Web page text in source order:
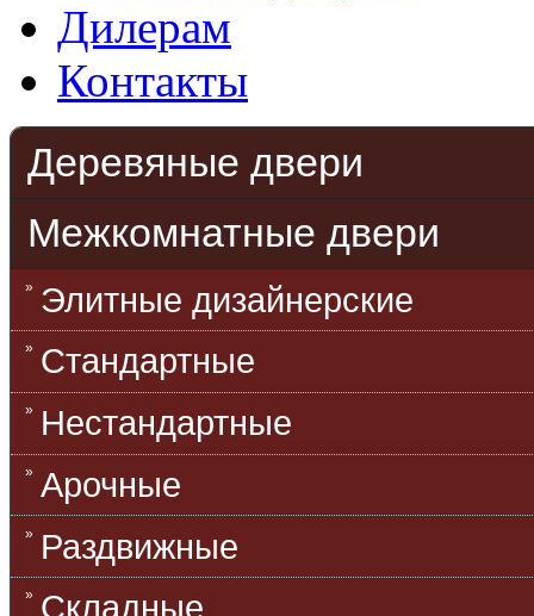
Дилерам
Контакты
Деревяные двери
Межкомнатные двери
Элитные дизайнерские
Стандартные
Нестандартные
Арочные
Раздвижные
Складные